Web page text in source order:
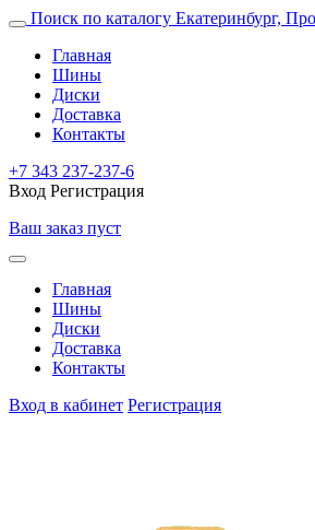
Поиск по каталогу Екатеринбург,
Главная
Шины
Диски
Доставка
Контакты
+7 343 237-237-6
Вход Регистрация
Ваш заказ пуст
Главная
Шины
Диски
Доставка
Контакты
Вход в кабинет Регистрация